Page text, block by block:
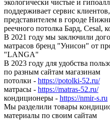
экологически чистые и
поддерживает сервис
представителем в городе
реечного потолка Бард, Cesal,
В 2021 году мы заключили
матрасов бренд "Унисон" от
"LANGA"
В 2023 году для удобства
по разным сайтам магазинам
потолки - https://potolki-52.ru/
матрасы - https://matras-52.ru/
кондиционеры - https://nmir-s.ru
Мы разделили товары
материалы по своим сайтам